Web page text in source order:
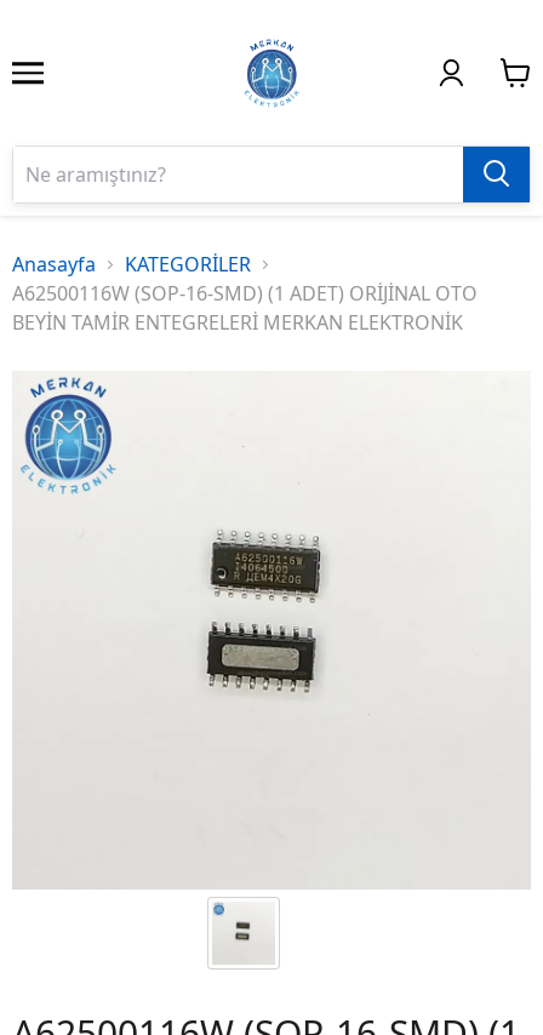
Anasayfa
KATEGORİLER
A62500116W (SOP-16-SMD) (1 ADET) ORİJİNAL OTO
BEYİN TAMİR ENTEGRELERİ MERKAN ELEKTRONİK